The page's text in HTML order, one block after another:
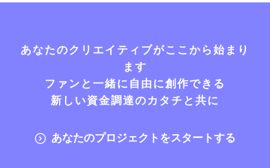
あなたのクリエイティブがここから始まり
ます
ファンと一緒に自由に創作できる
新しい資金調達のカタチと共に
あなたのプロジェクトをスタートする